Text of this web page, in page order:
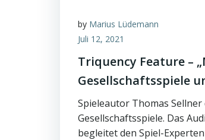
by Marius Lüdemann
Juli 12, 2021
Triquency Feature –
Gesellschaftsspiele
Spieleautor Thomas
Gesellschaftsspiele. Das
begleitet den Spiel-